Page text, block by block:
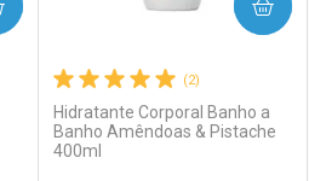
(2)
Hidratante Corporal Banho a
Banho Amêndoas & Pistache
400ml
COMPRAR